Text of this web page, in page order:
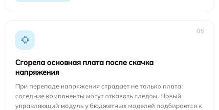
05
Сгорела основная плата после скачка
напряжения
При перепаде напряжения страдает не только плата:
соседние компоненты могут отказать следом. Новый
управляющий модуль у бюджетных моделей подбирается к